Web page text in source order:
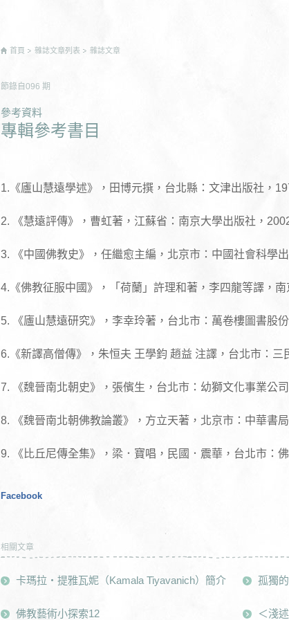
首頁 雜誌文章列表 雜誌文章
節錄自 096 期
參考資料
專輯參考書目
1.《廬山慧遠學述》，田博元撰，台北縣：文津出版社，
2. 《慧遠評傳》，曹虹著，江蘇省：南京大學出版社，
3. 《中國佛教史》，任繼愈主編，北京市：中國社會科學
4.《佛教征服中國》，「荷蘭」許理和著，李四龍等譯，
5. 《廬山慧遠研究》，李幸玲著，台北市：萬卷樓圖書股
6.《新譯高僧傳》，朱恒夫 王學鈞 趙益 注譯，台北市：三
7. 《魏晉南北朝史》，張儐生，台北市：幼獅文化事業公
8. 《魏晉南北朝佛教論叢》，方立天著，北京市：中華書
9. 《比丘尼傳全集》，梁．寶唱，民國．震華，台北市：
Facebook
相關文章
卡瑪拉‧提雅瓦妮（Kamala Tiyavanich）簡介
佛教藝術小探索12
孤獨
＜淺